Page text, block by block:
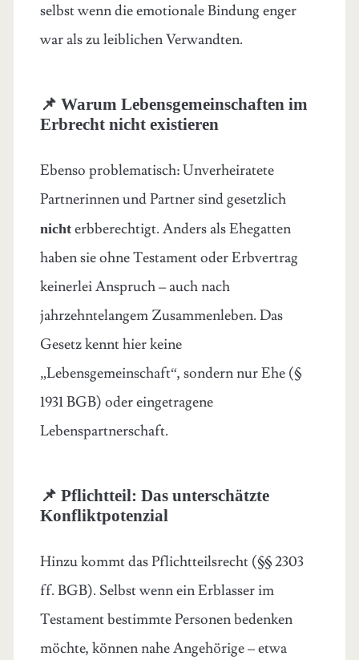
selbst wenn die emotionale Bindung enger
war als zu leiblichen Verwandten.
📌 Warum Lebensgemeinschaften im
Erbrecht nicht existieren
Ebenso problematisch: Unverheiratete
Partnerinnen und Partner sind gesetzlich
nichterbberechtigt. Anders als Ehegatten
haben sie ohne Testament oder Erbvertrag
keinerlei Anspruch – auch nach
jahrzehntelangem Zusammenleben. Das
Gesetz kennt hier keine
„Lebensgemeinschaft“, sondern nur Ehe (§
1931 BGB) oder eingetragene
Lebenspartnerschaft.
📌 Pflichtteil: Das unterschätzte
Konfliktpotenzial
Hinzu kommt das Pflichtteilsrecht (§§ 2303
ff. BGB). Selbst wenn ein Erblasser im
Testament bestimmte Personen bedenken
möchte, können nahe Angehörige – etwa